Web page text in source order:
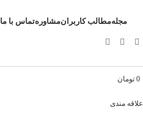
مجلهمطالب کاربرانمشاورهتماس با ما
0 تومان
علاقه مندی